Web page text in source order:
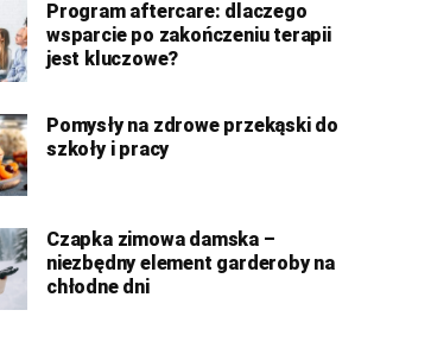
Program aftercare: dlaczego
wsparcie po zakończeniu terapii
jest kluczowe?
Pomysły na zdrowe przekąski do
szkoły i pracy
Czapka zimowa damska –
niezbędny element garderoby na
chłodne dni